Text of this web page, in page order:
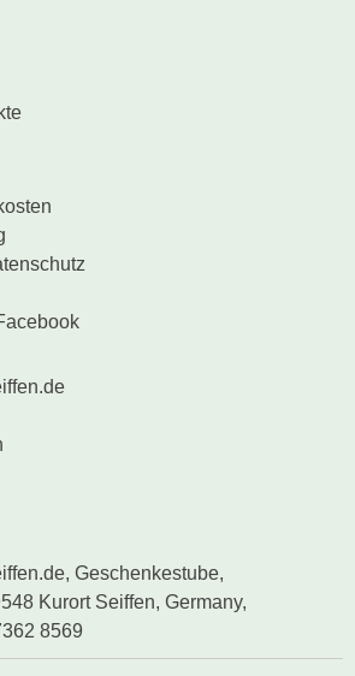
Geschenkestube,
Kurort Seiffen, Germany,
8569